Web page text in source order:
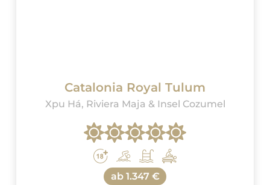
Catalonia Royal Tulum
Xpu Há, Riviera Maja & Insel Cozumel
ab 1.347 €